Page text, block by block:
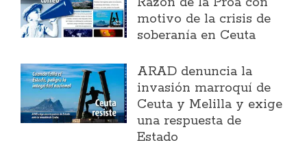
motivo de la crisis de
soberanía en Ceuta
ARAD denuncia la
invasión marroquí de
Ceuta y Melilla y exige
una respuesta de
Estado